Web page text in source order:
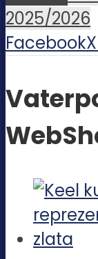
2025/2026
FacebookX